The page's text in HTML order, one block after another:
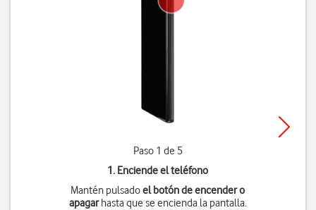
Paso 1 de 5
1. Enciende el teléfono
Mantén pulsadoel botón de encender o
apagarhasta que se encienda la pantalla.